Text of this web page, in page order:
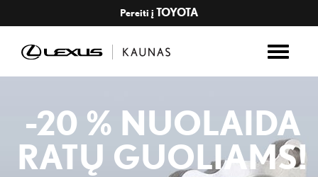
Pereiti į TOYOTA
-20 % NUOLAIDA
RATŲ GUOLIAMS!